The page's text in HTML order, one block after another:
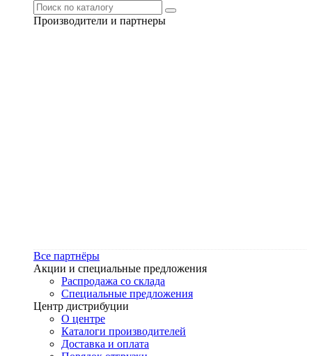
Производители и партнеры
Все партнёры
Акции и специальные предложения
Распродажа со склада
Специальные предложения
Центр дистрибуции
О центре
Каталоги производителей
Доставка и оплата